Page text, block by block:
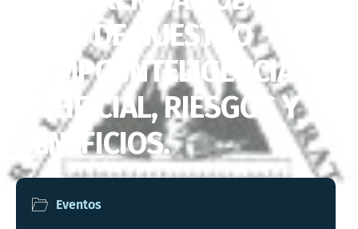
TEMA DE NUESTRO
TIEMPO:INTELIGENCIA
ARTIFICIAL, RIESGOS Y
BENEFICIOS.
Eventos